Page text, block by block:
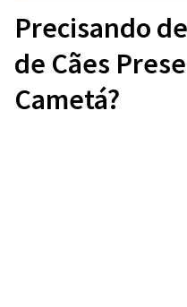
Precisando
de Cães
Cametá?